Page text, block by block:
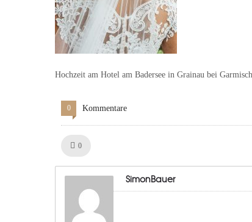
Hochzeit am Hotel am Badersee in Grainau bei
0 Kommentare
0
SimonBauer